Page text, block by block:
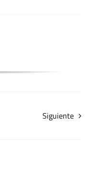
Siguiente